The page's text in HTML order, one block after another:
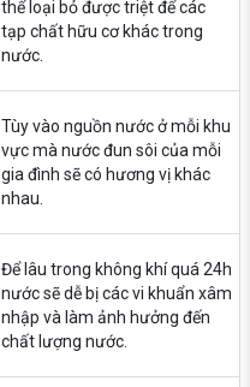
thể loại bỏ được triệt để các
tạp chất hữu cơ khác trong
nước.
Tùy vào nguồn nước ở mỗi khu
vực mà nước đun sôi của mỗi
gia đình sẽ có hương vị khác
nhau.
Để lâu trong không khí quá 24h
nước sẽ dễ bị các vi khuẩn xâm
nhập và làm ảnh hưởng đến
chất lượng nước.